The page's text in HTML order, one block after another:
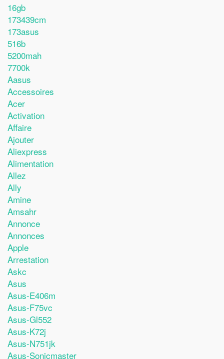
16gb
173439cm
173asus
516b
5200mah
7700k
Aasus
Accessoires
Acer
Activation
Affaire
Ajouter
Aliexpress
Alimentation
Allez
Ally
Amine
Amsahr
Annonce
Annonces
Apple
Arrestation
Askc
Asus
Asus-E406m
Asus-F75vc
Asus-Gl552
Asus-K72j
Asus-N751jk
Asus-Sonicmaster